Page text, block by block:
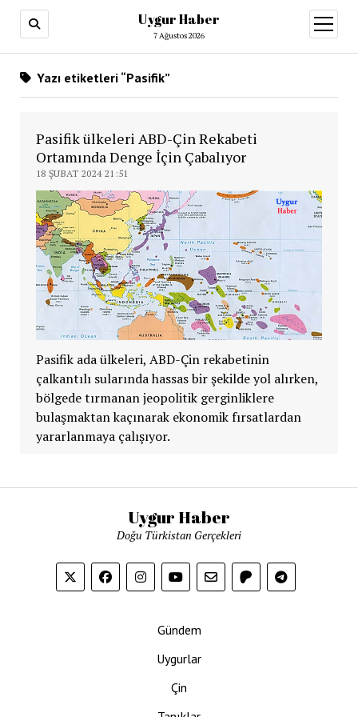
Uygur Haber
7 Ağustos 2026
aç
Yazı etiketleri “Pasifik”
Pasifik ülkeleri ABD-Çin Rekabeti
Ortamında Denge İçin Çabalıyor
18 ŞUBAT 2024 21:51
Pasifik ada ülkeleri, ABD-Çin rekabetinin
çalkantılı sularında hassas bir şekilde yol alırken,
bölgede tırmanan jeopolitik gerginliklere
bulaşmaktan kaçınarak ekonomik fırsatlardan
yararlanmaya çalışıyor.
Uygur Haber
Doğu Türkistan Gerçekleri
Gündem
Uygurlar
Çin